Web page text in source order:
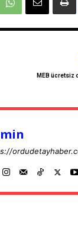
MEB ücretsiz